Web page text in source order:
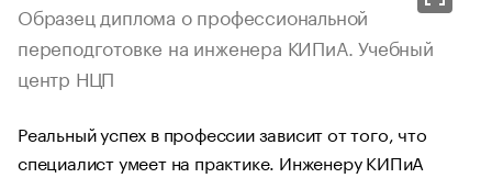
Образец диплома о профессиональной
переподготовке на инженера КИПиА. Учебный
центр НЦП
Реальный успех в профессии зависит от того, что
специалист умеет на практике. Инженеру КИПиА